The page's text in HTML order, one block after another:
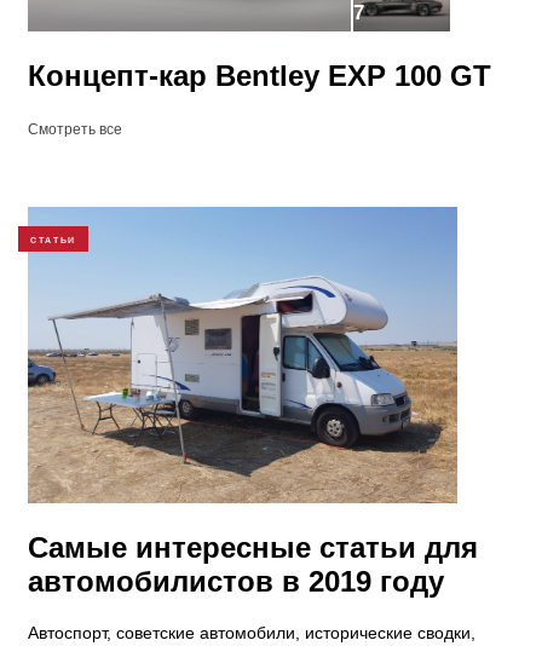
7
Концепт-кар Bentley EXP 100 GT
Смотреть все
СТАТЬИ
Самые интересные статьи для
автомобилистов в 2019 году
Автоспорт, советские автомобили, исторические сводки,